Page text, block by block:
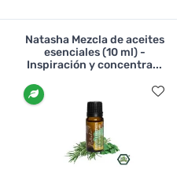
Natasha Mezcla de aceites
esenciales (10 ml) -
Inspiración y concentra...